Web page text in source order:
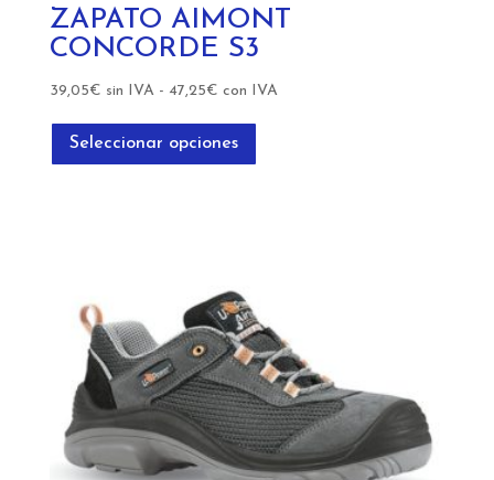
ZAPATO AIMONT
CONCORDE S3
39,05€ sin IVA- 47,25€ con IVA
Seleccionar opciones
pueden
elegir
en
la
página
de
producto